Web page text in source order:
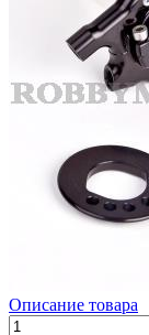
Описание товара